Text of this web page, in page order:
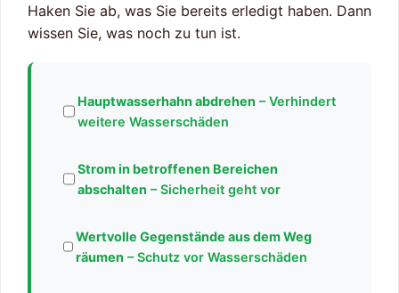
Haken Sie ab, was Sie bereits erledigt haben. Dann
wissen Sie, was noch zu tun ist.
Hauptwasserhahn abdrehen – Verhindert
weitere Wasserschäden
Strom in betroffenen Bereichen
abschalten – Sicherheit geht vor
Wertvolle Gegenstände aus dem Weg
räumen – Schutz vor Wasserschäden